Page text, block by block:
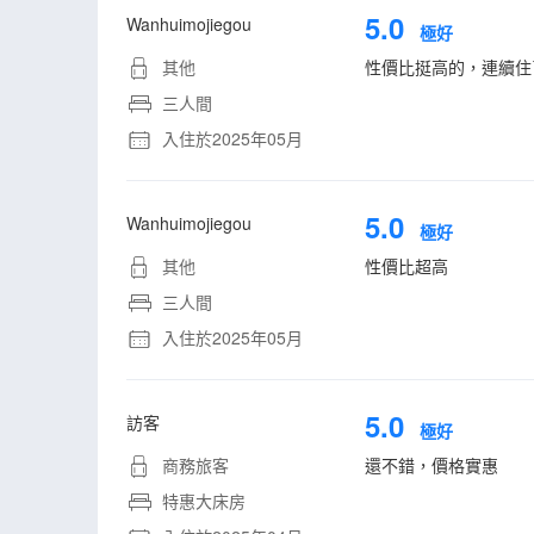
Wanhuimojiegou
其他
三人間
入住於2025年05月
5.0
極好
性價比挺高的，連續
Wanhuimojiegou
其他
三人間
入住於2025年05月
5.0
極好
性價比超高
訪客
商務旅客
特惠大床房
5.0
極好
還不錯，價格實惠